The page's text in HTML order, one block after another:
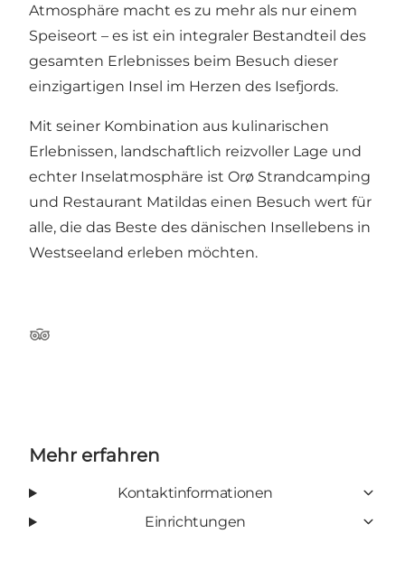
Atmosphäre macht es zu mehr als nur einem
Speiseort – es ist ein integraler Bestandteil des
gesamten Erlebnisses beim Besuch dieser
einzigartigen Insel im Herzen des Isefjords.
Mit seiner Kombination aus kulinarischen
Erlebnissen, landschaftlich reizvoller Lage und
echter Inselatmosphäre ist Orø Strandcamping
und Restaurant Matildas einen Besuch wert für
alle, die das Beste des dänischen Insellebens in
Westseeland erleben möchten.
TripAdvisor
Mehr erfahren
Kontaktinformationen
Einrichtungen